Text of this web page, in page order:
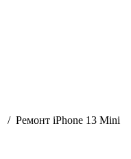
/ Ремонт iPhone 13 Mini